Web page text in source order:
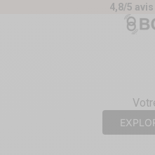
4,8/5 avis
Body